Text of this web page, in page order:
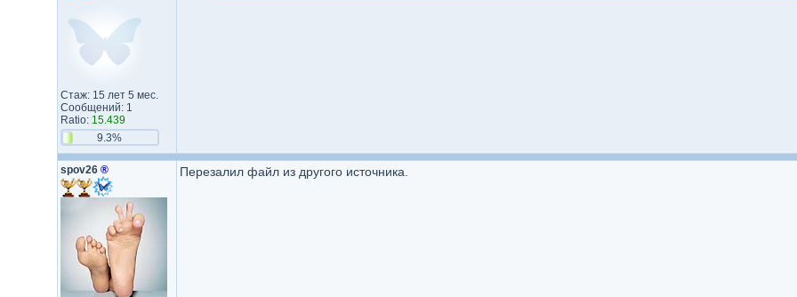
Стаж: 15 лет 5 мес.
Сообщений: 1
Ratio: 15.439
9.3%
spov26 ® Перезалил файл из другого источника.